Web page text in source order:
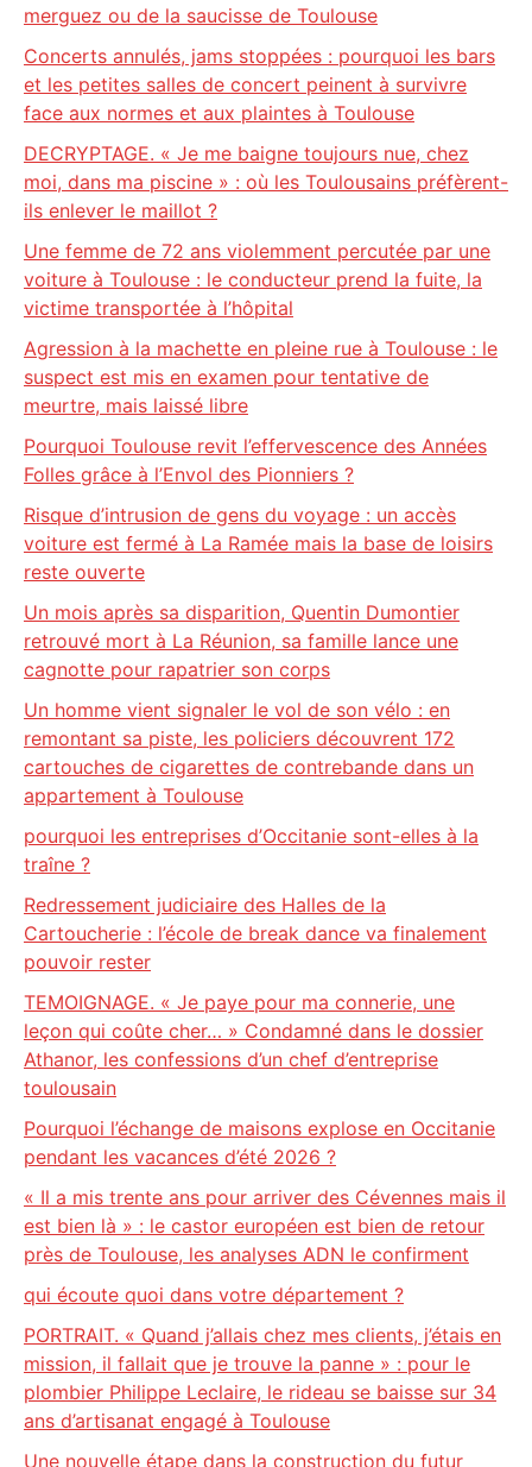
merguez ou de la saucisse de Toulouse
Concerts annulés, jams stoppées : pourquoi les bars
et les petites salles de concert peinent à survivre
face aux normes et aux plaintes à Toulouse
DECRYPTAGE. « Je me baigne toujours nue, chez
moi, dans ma piscine » : où les Toulousains préfèrent-
ils enlever le maillot ?
Une femme de 72 ans violemment percutée par une
voiture à Toulouse : le conducteur prend la fuite, la
victime transportée à l’hôpital
Agression à la machette en pleine rue à Toulouse : le
suspect est mis en examen pour tentative de
meurtre, mais laissé libre
Pourquoi Toulouse revit l’effervescence des Années
Folles grâce à l’Envol des Pionniers ?
Risque d’intrusion de gens du voyage : un accès
voiture est fermé à La Ramée mais la base de loisirs
reste ouverte
Un mois après sa disparition, Quentin Dumontier
retrouvé mort à La Réunion, sa famille lance une
cagnotte pour rapatrier son corps
Un homme vient signaler le vol de son vélo : en
remontant sa piste, les policiers découvrent 172
cartouches de cigarettes de contrebande dans un
appartement à Toulouse
pourquoi les entreprises d’Occitanie sont-elles à la
traîne ?
Redressement judiciaire des Halles de la
Cartoucherie : l’école de break dance va finalement
pouvoir rester
TEMOIGNAGE. « Je paye pour ma connerie, une
leçon qui coûte cher… » Condamné dans le dossier
Athanor, les confessions d’un chef d’entreprise
toulousain
Pourquoi l’échange de maisons explose en Occitanie
pendant les vacances d’été 2026 ?
« Il a mis trente ans pour arriver des Cévennes mais il
est bien là » : le castor européen est bien de retour
près de Toulouse, les analyses ADN le confirment
qui écoute quoi dans votre département ?
PORTRAIT. « Quand j’allais chez mes clients, j’étais en
mission, il fallait que je trouve la panne » : pour le
plombier Philippe Leclaire, le rideau se baisse sur 34
ans d’artisanat engagé à Toulouse
Une nouvelle étape dans la construction du futur